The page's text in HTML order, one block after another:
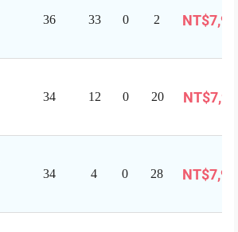
36 33 0 2 NT$7,999
34 12 0 20 NT$7,999
34 4 0 28 NT$7,999